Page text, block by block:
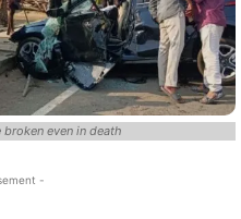
even in death
-